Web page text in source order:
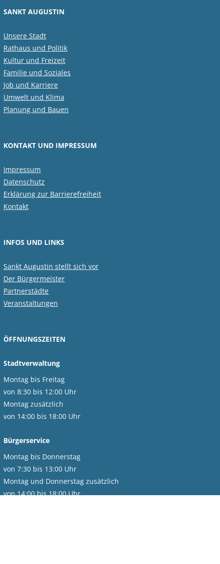
SANKT AUGUSTIN
Unsere Stadt
Rathaus und Politik
Kultur und Freizeit
Familie und Soziales
Job und Karriere
Umwelt und Klima
Planung und Bauen
KONTAKT UND IMPRESSUM
Impressum
Datenschutz
Erklärung zur Barrierefreiheit
Kontakt
INFOS UND LINKS
Sankt Augustin stellt sich vor
Der Bürgermeister
Partnerstädte
Veranstaltungen
ÖFFNUNGSZEITEN
Stadtverwaltung
Montag bis Freitag
von 8:30 bis 12:00 Uhr
Montag zusätzlich
von 14:00 bis 18:00 Uhr
Bürgerservice
Montag bis Donnerstag
von 7:30 bis 13:00 Uhr
Montag und Donnerstag zusätzlich
von 14:00 bis 18:00 Uhr